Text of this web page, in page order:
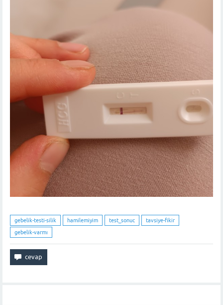
gebelik-testi-silik hamilemiyim test_sonuc
tavsiye-fikir
gebelik-varmı